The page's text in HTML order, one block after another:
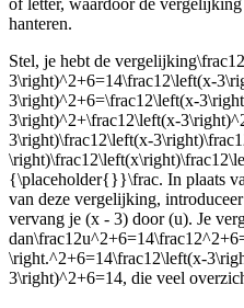
hanteren.
Stel, je hebt de vergelijking
3\right)^2+6=14\frac12\left(x-
3\right)^2+6=\frac12\left(x-
3\right)^2+\frac12\left(x-
3\right)\frac12\left(x-
{\placeholder{}}\frac. In plaats
van deze vergelijking,
vervang je (x - 3) door (u). Je
dan
\right.^2+6=14\frac12\left(x-
3\right)^2+6=14, die veel